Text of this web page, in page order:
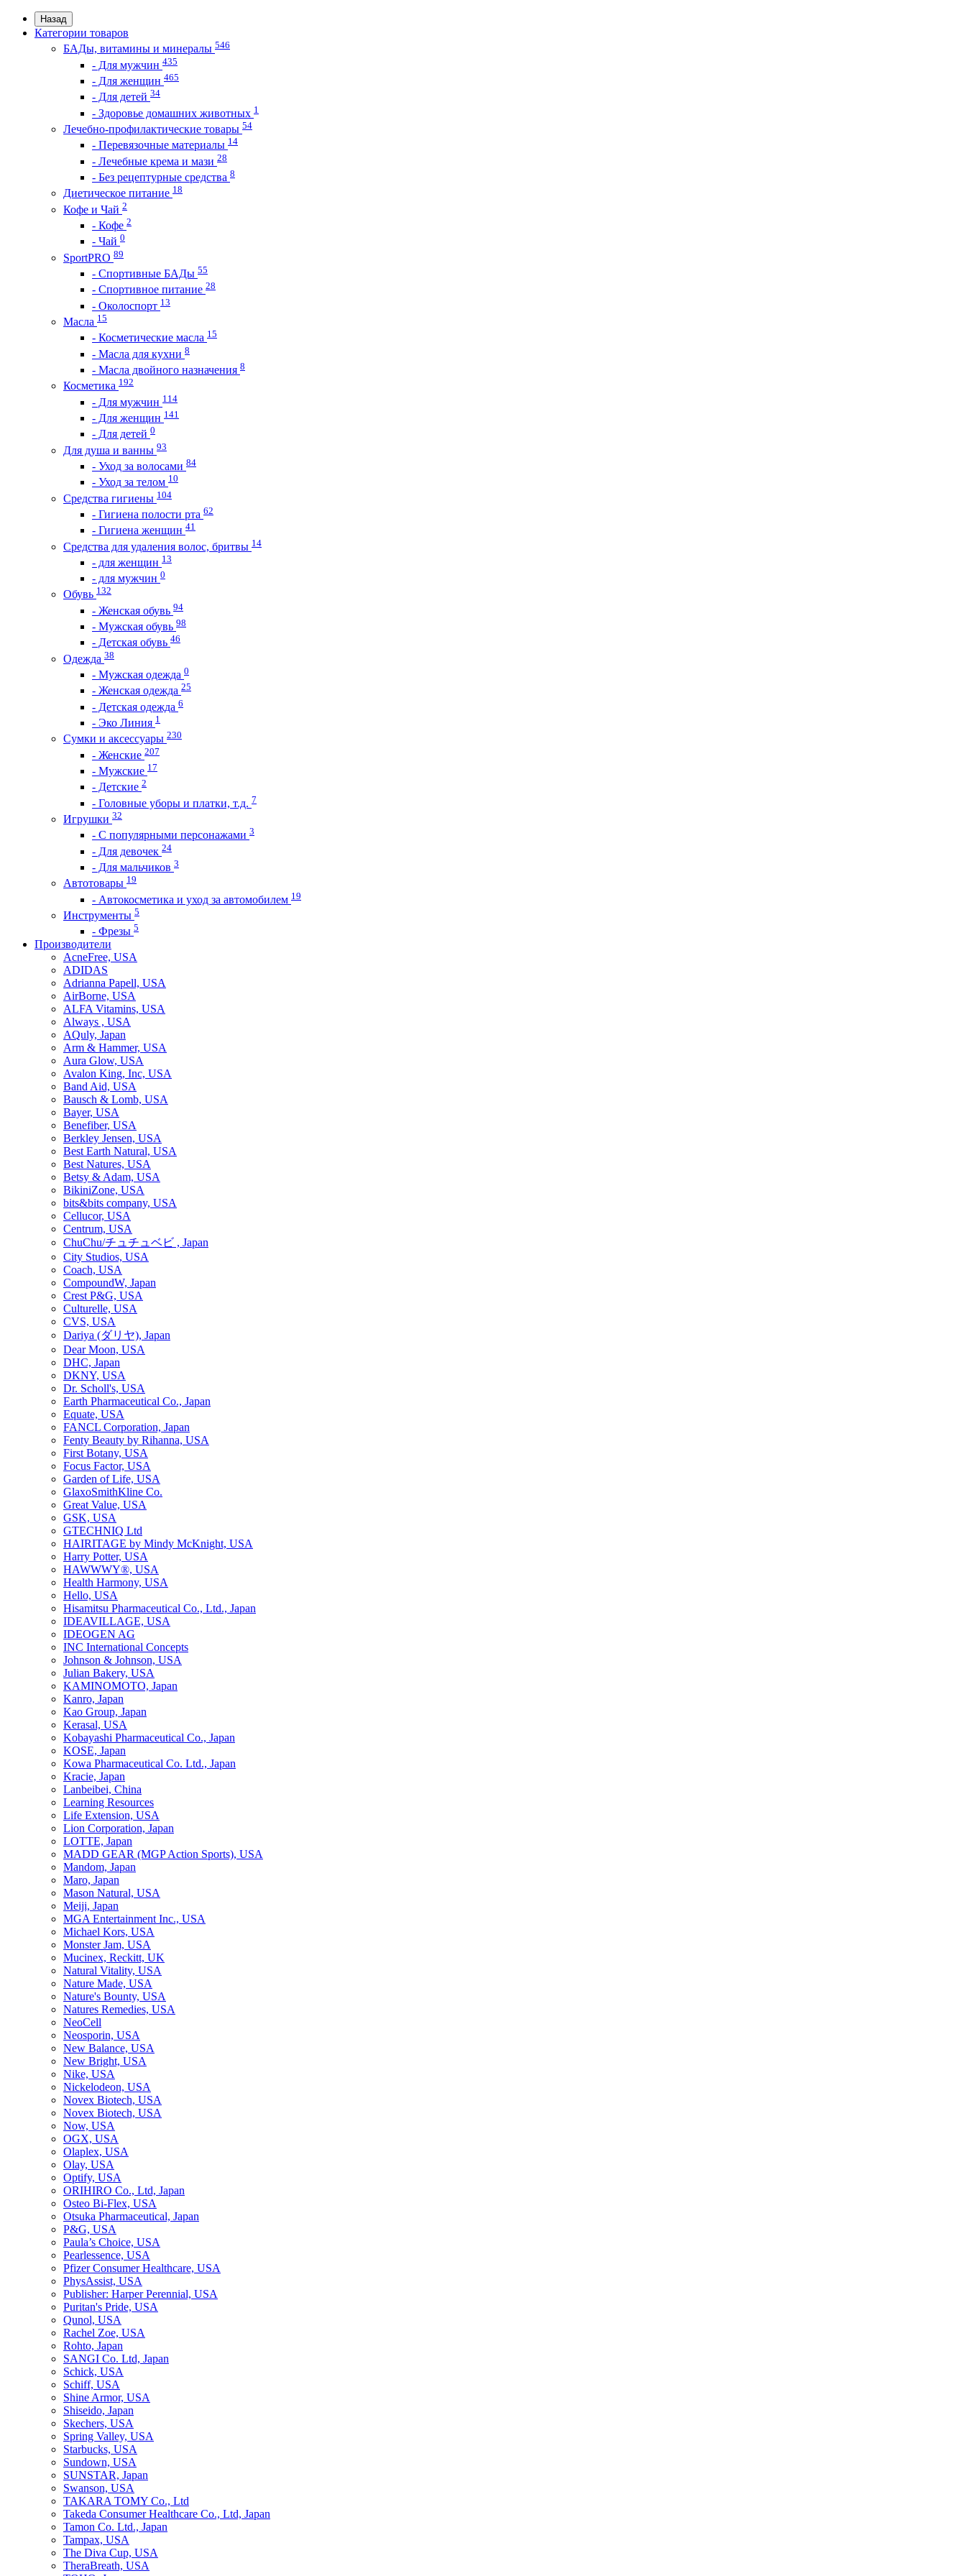
Назад
Категории товаров
БАДы, витамины и минералы 546
- Для мужчин 435
- Для женщин 465
- Для детей 34
- Здоровье домашних животных 1
Лечебно-профилактические товары 54
- Перевязочные материалы 14
- Лечебные крема и мази 28
- Без рецептурные средства 8
Диетическое питание 18
Кофе и Чай 2
- Кофе 2
- Чай 0
SportPRO 89
- Спортивные БАДы 55
- Спортивное питание 28
- Околоспорт 13
Масла 15
- Косметические масла 15
- Масла для кухни 8
- Масла двойного назначения 8
Косметика 192
- Для мужчин 114
- Для женщин 141
- Для детей 0
Для душа и ванны 93
- Уход за волосами 84
- Уход за телом 10
Средства гигиены 104
- Гигиена полости рта 62
- Гигиена женщин 41
Средства для удаления волос, бритвы 14
- для женщин 13
- для мужчин 0
Обувь 132
- Женская обувь 94
- Мужская обувь 98
- Детская обувь 46
Одежда 38
- Мужская одежда 0
- Женская одежда 25
- Детская одежда 6
- Эко Линия 1
Сумки и аксессуары 230
- Женские 207
- Мужские 17
- Детские 2
- Головные уборы и платки, т.д. 7
Игрушки 32
- С популярными персонажами 3
- Для девочек 24
- Для мальчиков 3
Автотовары 19
- Автокосметика и уход за автомобилем 19
Инструменты 5
- Фрезы 5
Производители
AcneFree, USA
ADIDAS
Adrianna Papell, USA
AirBorne, USA
ALFA Vitamins, USA
Always , USA
AQuly, Japan
Arm & Hammer, USA
Aura Glow, USA
Avalon King, Inc, USA
Band Aid, USA
Bausch & Lomb, USA
Bayer, USA
Benefiber, USA
Berkley Jensen, USA
Best Earth Natural, USA
Best Natures, USA
Betsy & Adam, USA
BikiniZone, USA
bits&bits company, USA
Cellucor, USA
Centrum, USA
ChuChu/チュチュベビ , Japan
City Studios, USA
Coach, USA
CompoundW, Japan
Crest P&G, USA
Culturelle, USA
CVS, USA
Dariya (ダリヤ), Japan
Dear Moon, USA
DHC, Japan
DKNY, USA
Dr. Scholl's, USA
Earth Pharmaceutical Co., Japan
Equate, USA
FANCL Corporation, Japan
Fenty Beauty by Rihanna, USA
First Botany, USA
Focus Factor, USA
Garden of Life, USA
GlaxoSmithKline Co.
Great Value, USA
GSK, USA
GTECHNIQ Ltd
HAIRITAGE by Mindy McKnight, USA
Harry Potter, USA
HAWWWY®, USA
Health Harmony, USA
Hello, USA
Hisamitsu Pharmaceutical Co., Ltd., Japan
IDEAVILLAGE, USA
IDEOGEN AG
INC International Concepts
Johnson & Johnson, USA
Julian Bakery, USA
KAMINOMOTO, Japan
Kanro, Japan
Kao Group, Japan
Kerasal, USA
Kobayashi Pharmaceutical Co., Japan
KOSE, Japan
Kowa Pharmaceutical Co. Ltd., Japan
Kracie, Japan
Lanbeibei, China
Learning Resources
Life Extension, USA
Lion Corporation, Japan
LOTTE, Japan
MADD GEAR (MGP Action Sports), USA
Mandom, Japan
Maro, Japan
Mason Natural, USA
Meiji, Japan
MGA Entertainment Inc., USA
Michael Kors, USA
Monster Jam, USA
Mucinex, Reckitt, UK
Natural Vitality, USA
Nature Made, USA
Nature's Bounty, USA
Natures Remedies, USA
NeoCell
Neosporin, USA
New Balance, USA
New Bright, USA
Nike, USA
Niсkelodeon, USA
Novex Biotech, USA
Novex Biotech, USA
Now, USA
OGX, USA
Olaplex, USA
Olay, USA
Optify, USA
ORIHIRO Co., Ltd, Japan
Osteo Bi-Flex, USA
Otsuka Pharmaceutical, Japan
P&G, USA
Paula’s Choice, USA
Pearlessence, USA
Pfizer Consumer Healthcare, USA
PhysAssist, USA
Publisher: Harper Perennial, USA
Puritan's Pride, USA
Qunol, USA
Rachel Zoe, USA
Rohto, Japan
SANGI Co. Ltd, Japan
Schick, USA
Schiff, USA
Shine Armor, USA
Shiseido, Japan
Skechers, USA
Spring Valley, USA
Starbucks, USA
Sundown, USA
SUNSTAR, Japan
Swanson, USA
TAKARA TOMY Co., Ltd
Takeda Consumer Healthcare Co., Ltd, Japan
Tamon Co. Ltd., Japan
Tampax, USA
The Diva Cup, USA
TheraBreath, USA